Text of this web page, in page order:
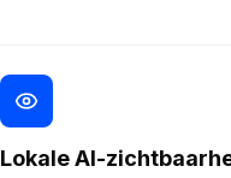
Lokale AI-